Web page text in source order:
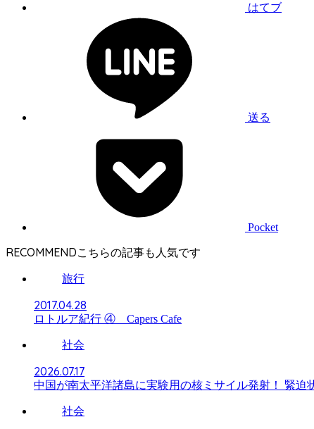
はてブ
送る
Pocket
RECOMMEND
旅行
2017.04.28
ロトルア紀行 ④ Capers Cafe
社会
2026.07.17
中国が南太平洋諸島に実験用の核ミサイル発射！ 緊迫
社会